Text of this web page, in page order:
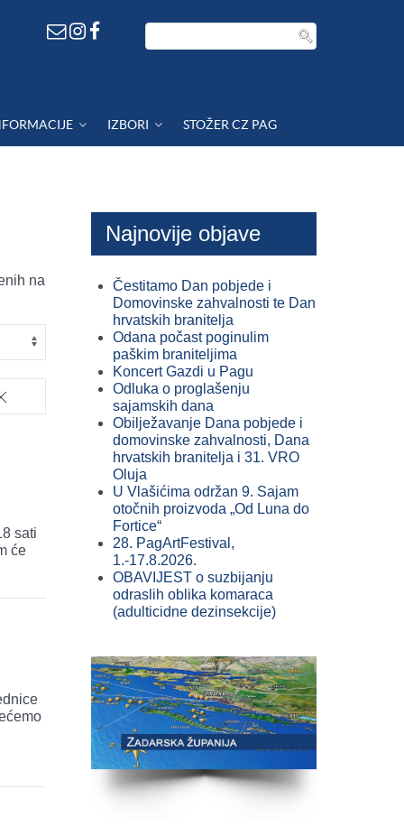
IZBORI STOŽER CZ PAG
na
sati
će
Najnovije objave
Čestitamo Dan pobjede i
Domovinske zahvalnosti te Dan
hrvatskih branitelja
Odana počast poginulim
paškim braniteljima
Koncert Gazdi u Pagu
Odluka o proglašenju
sajamskih dana
Obilježavanje Dana pobjede i
domovinske zahvalnosti, Dana
hrvatskih branitelja i 31. VRO
Oluja
U Vlašićima održan 9. Sajam
otočnih proizvoda „Od Luna do
Fortice“
28. PagArtFestival,
1.-17.8.2026.
OBAVIJEST o suzbijanju
odraslih oblika komaraca
(adulticidne dezinsekcije)